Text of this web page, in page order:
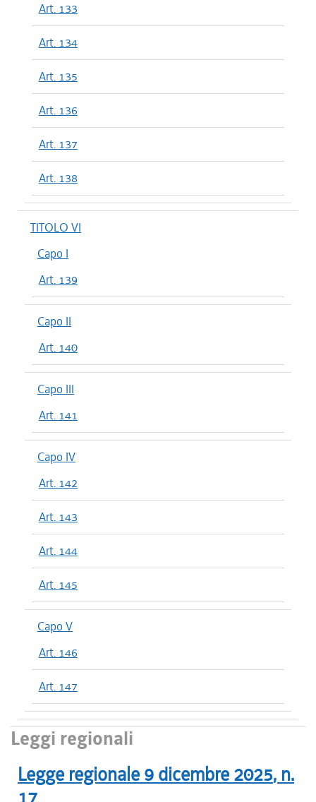
Art. 133
Art. 134
Art. 135
Art. 136
Art. 137
Art. 138
TITOLO VI
Capo I
Art. 139
Capo II
Art. 140
Capo III
Art. 141
Capo IV
Art. 142
Art. 143
Art. 144
Art. 145
Capo V
Art. 146
Art. 147
Leggi regionali
Legge regionale 9 dicembre 2025, n.